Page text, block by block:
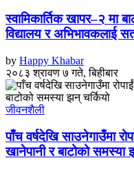
स्वामिकार्तिक खापर–२ मा
विद्यालय र अभिभावकलाई
by Happy Khabar
२०८३ श्रावण ७ गते, बिहीबार
जीवनशैली
पाँच वर्षदेखि साउनेगाउँमा
खानेपानी र बाटोको समस्या